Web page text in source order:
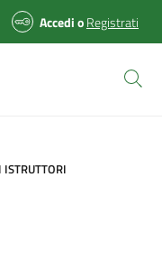
AccedioRegistrati